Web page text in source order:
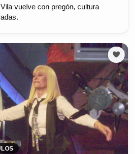
vuelve con pregón, cultura